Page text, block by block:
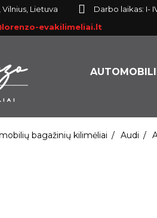
Vilnius, Lietuva
Darbo laikas: I-
evakilimeliai.lt
bagažinių kilimėliai Audi